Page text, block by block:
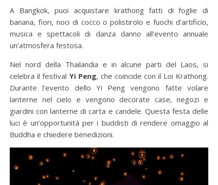
A Bangkok, puoi acquistare krathong fatti di foglie di
banana, fiori, noci di cocco o polistirolo e fuochi d’artificio,
musica e spettacoli di danza danno all’evento annuale
un’atmosfera festosa.
Nel nord della Thailandia e in alcune parti del Laos, si
celebra il festival Yi Peng, che coincide con il Loi Krathong.
Durante l’evento dello Yi Peng vengono fatte volare
lanterne nel cielo e vengono decorate case, negozi e
giardini con lanterne di carta e candele. Questa festa delle
luci è un’opportunità per i buddisti di rendere omaggio al
Buddha e chiedere benedizioni.